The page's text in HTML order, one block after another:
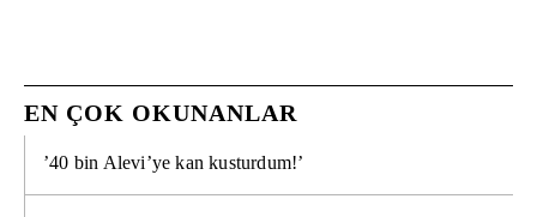
EN ÇOK OKUNANLAR
’40 bin Alevi’ye kan kusturdum!’